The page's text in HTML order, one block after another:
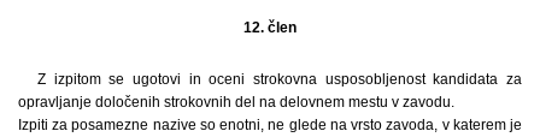
12. člen
Z izpitom se ugotovi in oceni strokovna usposobljenost kandidata za
opravljanje določenih strokovnih del na delovnem mestu v zavodu.
Izpiti za posamezne nazive so enotni, ne glede na vrsto zavoda, v katerem je